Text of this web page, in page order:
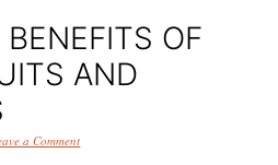
OF
AND
a Comment